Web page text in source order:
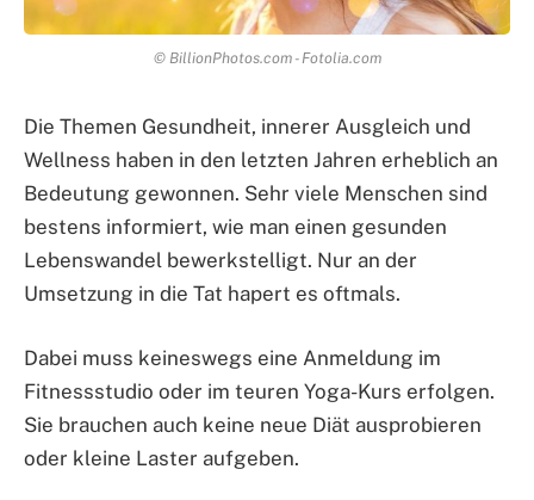
© BillionPhotos.com - Fotolia.com
Die Themen Gesundheit, innerer Ausgleich und
Wellness haben in den letzten Jahren erheblich an
Bedeutung gewonnen. Sehr viele Menschen sind
bestens informiert, wie man einen gesunden
Lebenswandel bewerkstelligt. Nur an der
Umsetzung in die Tat hapert es oftmals.
Dabei muss keineswegs eine Anmeldung im
Fitnessstudio oder im teuren Yoga-Kurs erfolgen.
Sie brauchen auch keine neue Diät ausprobieren
oder kleine Laster aufgeben.